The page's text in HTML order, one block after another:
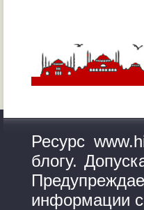
Ресурс
блогу.
информации с